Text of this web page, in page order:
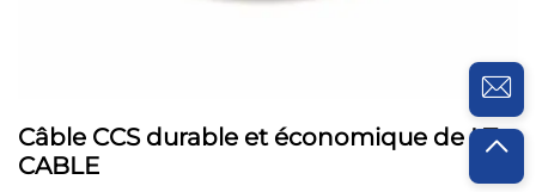
Câble CCS durable et économique de LT
CABLE